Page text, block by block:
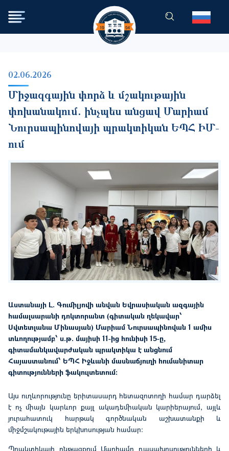
Перейти к основному
02.06.2026
Միջազգային փորձ և մշակութային
փոխանակում. ինչպես անցավ Մարիամ
Նուրսապինովայի պրակտիկան ԵՊՀ ԻՄ-
ում
Աստանայի Լ. Գումիլյովի անվան Եվրասիական ազգային
համալսարանի դոկտորանտ (գիտական ղեկավար՝
Սվտետլանա Մինասյան) Մարիամ Նուրսապինովան 1 ամիս
տևողությամբ՝ ս.թ. մայիսի 11-ից հունիսի 15-ը,
գիտամանկավարժական պրակտիկա է անցնում
Հայաստանում՝ ԵՊՀ Իջևանի մասնաճյուղի հումանիտար
գիտությունների ֆակուլտետում:
Այս ուղևորությունը երիտասարդ հետազոտողի համար դարձել
է ոչ միայն կարևոր քայլ ակադեմիական կարիերայում, այլև
յուրահատուկ հարթակ գործնական աշխատանքի և
միջմշակութային երկխոսության համար:
Պրակտիկայի ընթացքում Մարիամը դասախոսությունների և